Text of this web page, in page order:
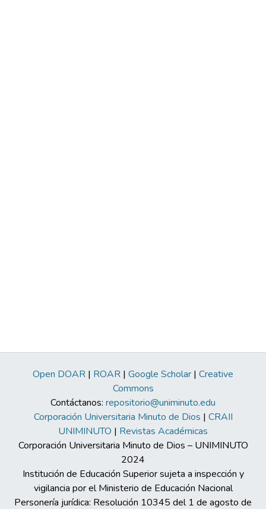
Open DOAR | ROAR | Google Scholar | Creative
Commons
Contáctanos: repositorio@uniminuto.edu
Corporación Universitaria Minuto de Dios | CRAII
UNIMINUTO | Revistas Académicas
Corporación Universitaria Minuto de Dios – UNIMINUTO
2024
Institución de Educación Superior sujeta a inspección y
vigilancia por el Ministerio de Educación Nacional
Personería jurídica: Resolución 10345 del 1 de agosto de